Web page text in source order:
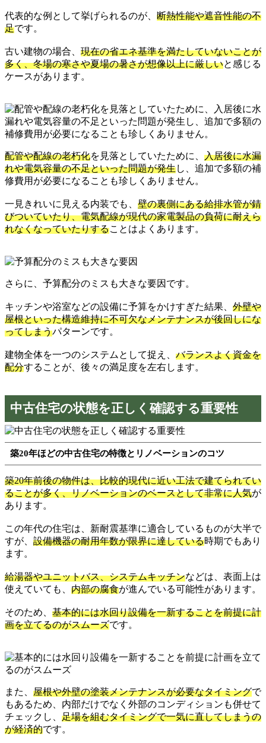
代表的な例として挙げられるのが、 断熱性能や遮音性能の不
足です。
古い建物の場合、 現在の省エネ基準を満たしていないことが
多く、冬場の寒さや夏場の暑さが想像以上に厳しいと感じる
ケースがあります。
配管や配線の老朽化を見落としていたために、 入居後に水漏
れや電気容量の不足といった問題が発生し、追加で多額の補
修費用が必要になることも珍しくありません。
一見きれいに見える内装でも、 壁の裏側にある給排水管が錆
びついていたり、電気配線が現代の家電製品の負荷に耐えら
れなくなっていたりすることはよくあります。
さらに、予算配分のミスも大きな要因です。
キッチンや浴室などの設備に予算をかけすぎた結果、 外壁や
屋根といった構造維持に不可欠なメンテナンスが後回しにな
ってしまうパターンです。
建物全体を一つのシステムとして捉え、 バランスよく資金を
配分することが、後々の満足度を左右します。
中古住宅の状態を正しく確認する重要性
築20年ほどの中古住宅の特徴とリノベーションのコツ
築20年前後の物件は、比較的現代に近い工法で建てられてい
ることが多く、リノベーションのベースとして非常に人気が
あります。
この年代の住宅は、新耐震基準に適合しているものが大半で
すが、 設備機器の耐用年数が限界に達している時期でもあり
ます。
給湯器やユニットバス、システムキッチンなどは、表面上は
使えていても、 内部の腐食が進んでいる可能性があります。
そのため、 基本的には水回り設備を一新することを前提に計
画を立てるのがスムーズです。
また、 屋根や外壁の塗装メンテナンスが必要なタイミングで
もあるため、内部だけでなく外部のコンディションも併せて
チェックし、 足場を組むタイミングで一気に直してしまうの
が経済的です。